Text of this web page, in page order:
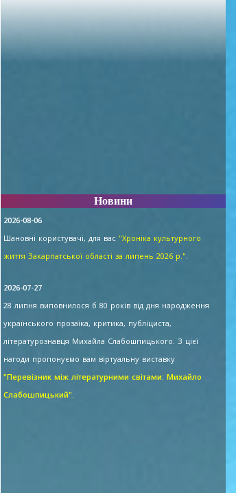
Новини
2026-08-06
Шановні користувачі, для вас "Хроніка культурного
життя Закарпатської області за липень 2026 р.".
2026-07-27
28 липня виповнилося б 80 років від дня народження
українського прозаїка, критика, публіциста,
літературознавця Михайла Слабошпицького. З цієї
нагоди пропонуємо вам віртуальну виставку
"Перевізник між літературними світами: Михайло
Слабошпицький".